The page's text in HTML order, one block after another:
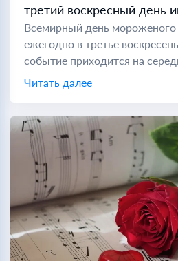
третий воскресный день
Всемирный день мороженого
ежегодно в третье
событие приходится на
также провозглашен
Читать далее